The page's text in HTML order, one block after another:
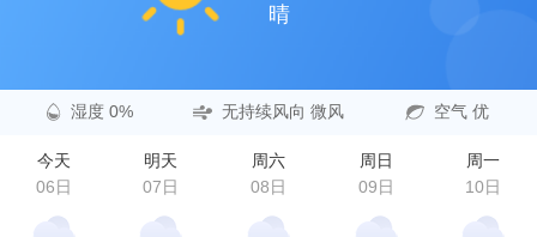
晴
湿度 0% 无持续风向 微风 空气 优
今天
06日
明天
07日
周六
08日
周日
09日
周一
10日